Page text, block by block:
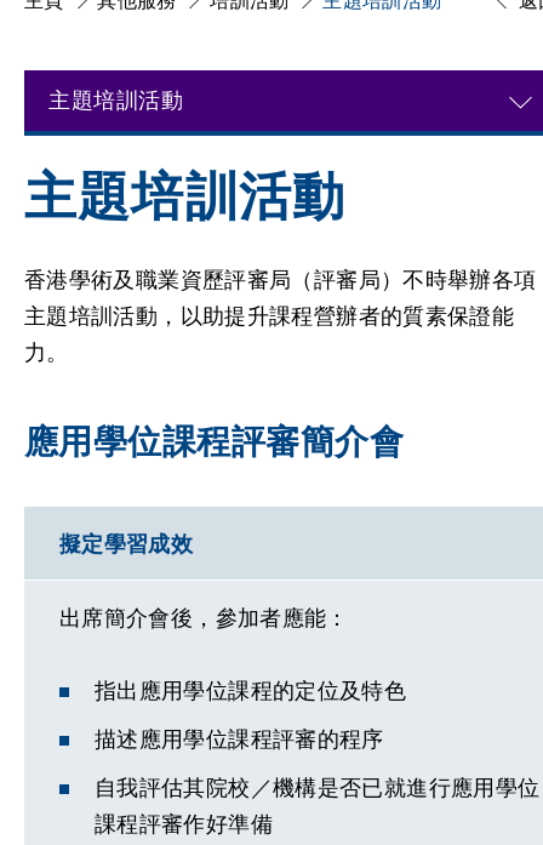
主題培訓活動
主題培訓活動
香港學術及職業資歷評審局（評審局）不時舉辦各項
主題培訓活動，以助提升課程營辦者的質素保證能
力。
應用學位課程評審簡介會
擬定學習成效
出席簡介會後，參加者應能：
指出應用學位課程的定位及特色
描述應用學位課程評審的程序
自我評估其院校／機構是否已就進行應用學位
課程評審作好準備